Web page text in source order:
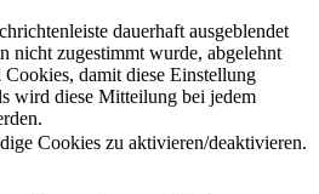
dauerhaft ausgeblendet
nicht zugestimmt wurde, abgelehnt
damit diese Einstellung
wird diese Mitteilung bei jedem
Cookies zu aktivieren/deaktivieren.